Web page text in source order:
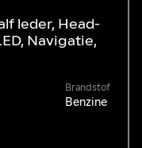
leder, Head-
Navigatie,
Brandstof
Benzine